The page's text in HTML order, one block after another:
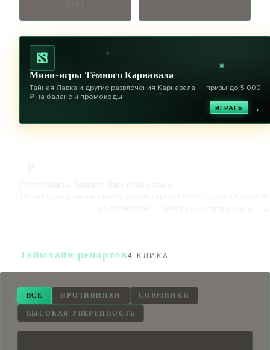
✦
✦
✦
Мини-игры Тёмного Карнавала
Тайная Лавка и другие развлечения Карнавала — призы до 5 000
₽ на баланс и промокоды
ИГРАТЬ →
Таймлайн репортов4 КЛИКА
ВСЕ ПРОТИВНИКИ
СОЮЗНИКИ
ВЫСОКАЯ УВЕРЕННОСТЬ